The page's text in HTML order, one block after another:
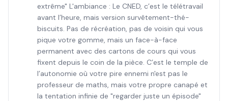
extrême" L'ambiance : Le CNED, c’est le télétravail
avant l’heure, mais version survêtement-thé-
biscuits. Pas de récréation, pas de voisin qui vous
pique votre gomme, mais un face-à-face
permanent avec des cartons de cours qui vous
fixent depuis le coin de la pièce. C’est le temple de
l’autonomie où votre pire ennemi n'est pas le
professeur de maths, mais votre propre canapé et
la tentation infinie de "regarder juste un épisode"